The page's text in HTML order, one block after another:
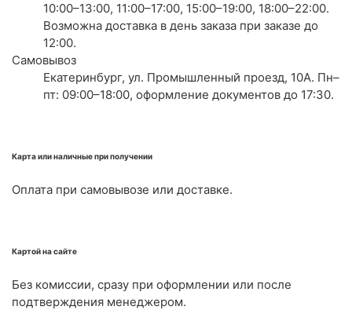
10:00–13:00, 11:00–17:00, 15:00–19:00, 18:00–22:00.
Возможна доставка в день заказа при заказе до
12:00.
Самовывоз
Екатеринбург, ул. Промышленный проезд, 10А. Пн–
пт: 09:00–18:00, оформление документов до 17:30.
Карта или наличные при получении
Оплата при самовывозе или доставке.
Картой на сайте
Без комиссии, сразу при оформлении или после
подтверждения менеджером.